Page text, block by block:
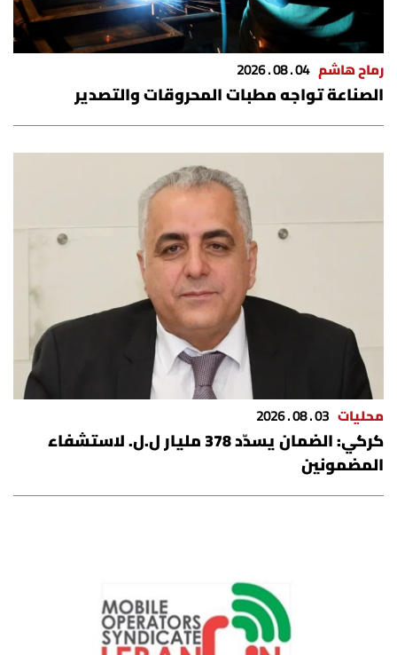
رماح هاشم 04 . 08 . 2026
الصناعة تواجه مطبات المحروقات والتصدير
محليات 03 . 08 . 2026
كركي: الضمان يسدّد 378 مليار ل.ل. لاستشفاء
المضمونين